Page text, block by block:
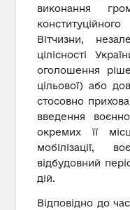
виконання
Вітчизни,
цілісності
оголошення
цільової) або
стосовно
введення
окремих її
мобілізації,
відбудовний
дій.
Відповідно до